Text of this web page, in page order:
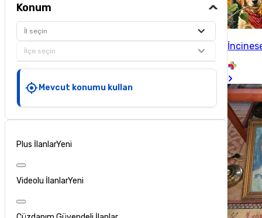
Konum
İl seçin
İlçe seçin
Mevcut konumu kullan
Plus İlanlarYeni
Videolu İlanlarYeni